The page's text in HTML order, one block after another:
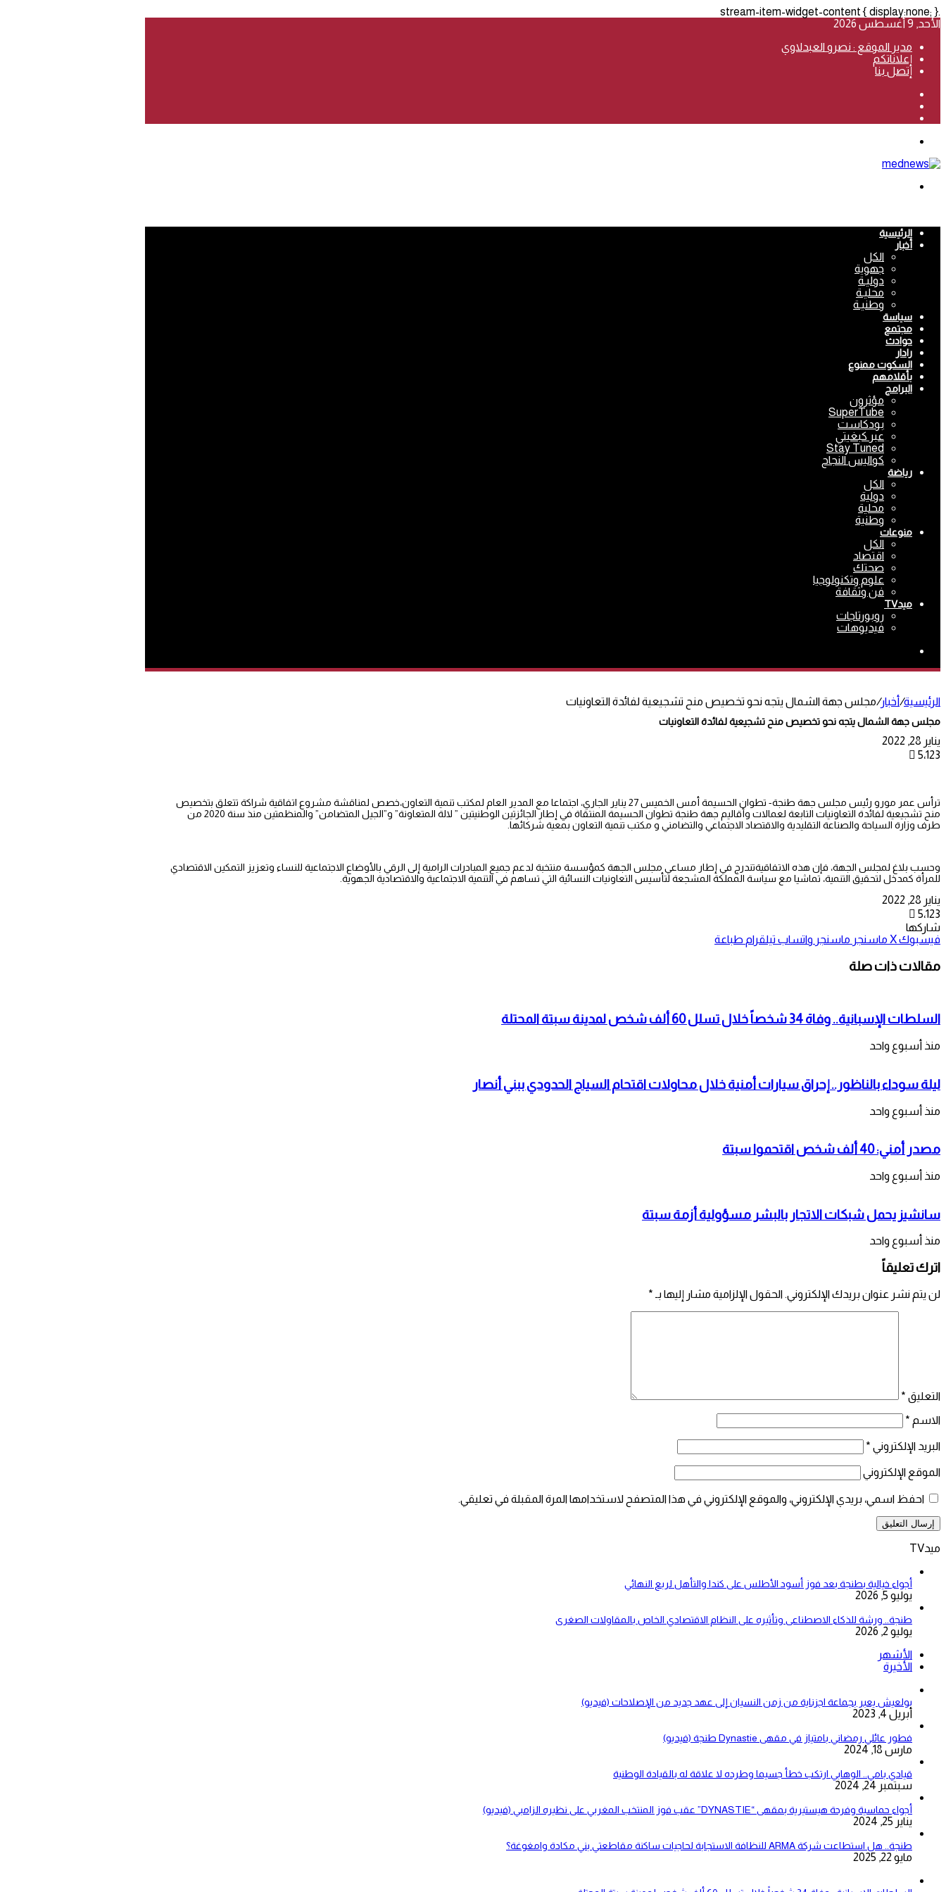
.stream-item-widget-content { display:none; }
الأحد, 9 أغسطس 2026
مدير الموقع : نصرو العبدلاوي
إعلاناتكم
إتصل بنا
الرئيسية
أخبار
الكل
جهوية
دوليـة
محليـة
وطنيـة
سياسة
مجتمع
حوادث
رادار
السكوت ممنوع
بأقلامهم
البرامج
مؤثرون
SuperTube
بودكاست
عبر كبغيتي
Stay Tuned
كواليس النجاح
رياضة
الكل
دولية
محلية
وطنية
منوعات
الكل
اقتصاد
صحتك
علوم وتكنولوجيا
فن وثقافة
ميدTV
روبورتاجات
فيديوهات
الرئيسية/أخبار/مجلس جهة الشمال يتجه نحو تخصيص منح تشجيعية لفائدة التعاونيات
مجلس جهة الشمال يتجه نحو تخصيص منح تشجيعية لفائدة التعاونيات
يناير 28, 2022
5٬123
ترأس عمر مورو رئيس مجلس جهة طنجة- تطوان الحسيمة أمس الخميس 27 يناير الجاري، اجتماعا مع المدير العام لمكتب تنمية التعاون،خصص لمناقشة مشروع اتفاقية شراكة تتعلق بتخصيص
منح تشجيعية لفائدة التعاونيات التابعة لعمالات وأقاليم جهة طنجة تطوان الحسيمة المنتقاة في إطار الجائزتين الوطنيتين ” لالة المتعاونة” و”الجيل المتضامن” والمنظمتين منذ سنة 2020 من
طرف وزارة السياحة والصناعة التقليدية والاقتصاد الاجتماعي والتضامني و مكتب تنمية التعاون بمعية شركائها.
وحسب بلاغ لمجلس الجهة، فإن هذه الاتفاقيةتندرج في إطار مساعي مجلس الجهة كمؤسسة منتخبة لدعم جميع المبادرات الرامية إلى الرقي بالأوضاع الاجتماعية للنساء وتعزيز التمكين الاقتصادي
للمرأة كمدخل لتحقيق التنمية، تماشيا مع سياسة المملكة المشجعة لتأسيس التعاونيات النسائية التي تساهم في التنمية الاجتماعية والاقتصادية الجهوية.
يناير 28, 2022
5٬123
شاركها
فيسبوك‫X ماسنجر ماسنجر واتساب تيلقرام طباعة
مقالات ذات صلة
السلطات الإسبانية.. وفاة 34 شخصاً خلال تسلل 60 ألف شخص لمدينة سبتة المحتلة
منذ أسبوع واحد
ليلة سوداء بالناظور.. إحراق سيارات أمنية خلال محاولات اقتحام السياج الحدودي ببني أنصار
منذ أسبوع واحد
مصدر أمني: 40 ألف شخص اقتحموا سبتة
منذ أسبوع واحد
سانشيز يحمل شبكات الاتجار بالبشر مسؤولية أزمة سبتة
منذ أسبوع واحد
اترك تعليقاً
لن يتم نشر عنوان بريدك الإلكتروني. الحقول الإلزامية مشار إليها بـ *
التعليق *
الاسم *
البريد الإلكتروني *
الموقع الإلكتروني
احفظ اسمي، بريدي الإلكتروني، والموقع الإلكتروني في هذا المتصفح لاستخدامها المرة المقبلة في تعليقي.
ميدTV
أجواء خيالية بطنجة بعد فوز أسود الأطلس على كندا والتأهل لربع النهائي
يوليو 5, 2026
طنجة.. ورشة للذكاء الاصطناعى وتأثيره على النظام الاقتصادي الخاص بالمقاولات الصغرى
يوليو 2, 2026
الأشهر
الأخيرة
بولعيش يعبر بجماعة اجزناية من زمن النسيان إلى عهد جديد من الإصلاحات (فيديو)
أبريل 4, 2023
فطور عائلي رمضاني بامتياز في مقهى Dynastie طنجة (فيديو)
مارس 18, 2024
قيادي بامي.. الوهابي ارتكب خطأ جسيما وطرده لا علاقة له بالقيادة الوطنية
سبتمبر 24, 2024
أجواء حماسية وفرحة هيستيرية بمقهى “DYNASTIE” عقب فوز المنتخب المغربي على نظيره الزامبي (فيديو)
يناير 25, 2024
طنجة.. هل استطاعت شركة ARMA للنظافة الاستجابة لحاجيات ساكنة مقاطعتي بني مكادة وامغوغة؟
مايو 22, 2025